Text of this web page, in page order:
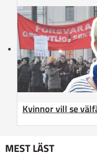
Kvinnor vill se
MEST LÄST